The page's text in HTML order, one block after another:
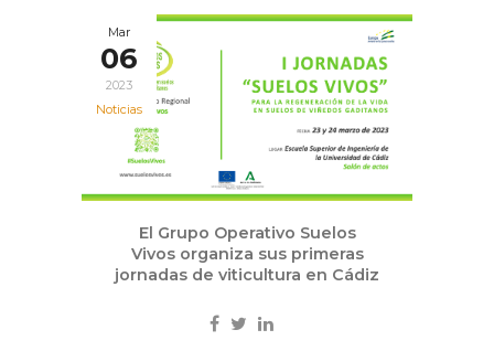
Mar
06
2023
Noticias
El Grupo Operativo Suelos
Vivos organiza sus primeras
jornadas de viticultura en Cádiz